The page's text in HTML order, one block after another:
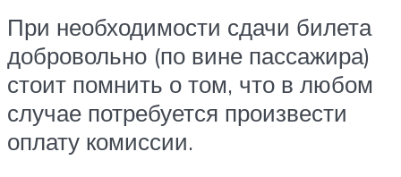
При необходимости сдачи билета
добровольно (по вине пассажира)
стоит помнить о том, что в любом
случае потребуется произвести
оплату комиссии.